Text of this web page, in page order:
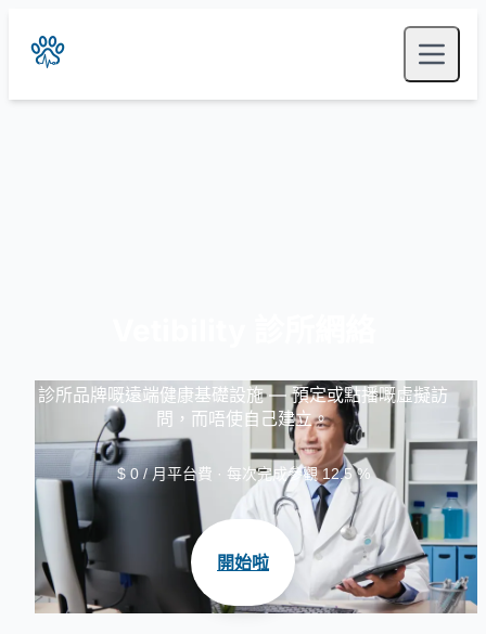
診所品牌嘅遠端健康基礎設施 — 預定或點播嘅虛擬訪
問，而唔使自己建立。
$ 0 / 月平台費 · 每次完成參觀 12.5 %
開始啦